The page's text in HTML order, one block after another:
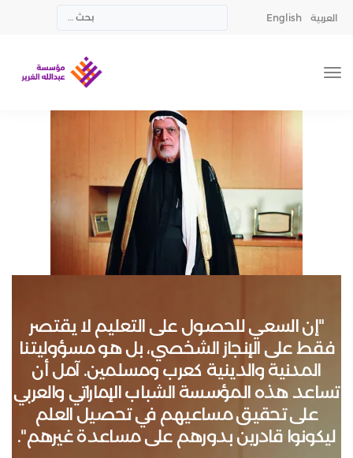
العربية English
"إن السعي للحصول على التعليم لا يقتصر
فقط على الإنجاز الشخصي، بل هو مسؤوليتنا
المدنية والدينية كعرب ومسلمين. آمل أن
تساعد هذه المؤسسة الشباب الإماراتي والعربي
على تحقيق مساعيهم في تحصيل العلم
ليكونوا قادرين بدورهم على مساعدة غيرهم".